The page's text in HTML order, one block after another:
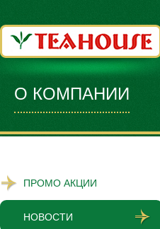
О КОМПАНИИ
ПРОМО АКЦИИ
НОВОСТИ